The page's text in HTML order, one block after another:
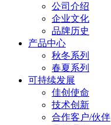
公司介绍
企业文化
品牌历史
产品中心
秋冬系列
春夏系列
可持续发展
佳创使命
技术创新
合作客户/伙伴